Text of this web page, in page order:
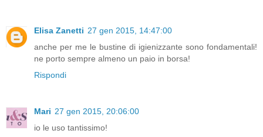
Elisa Zanetti 27 gen 2015, 14:47:00
anche per me le bustine di igienizzante sono fondamentali!
ne porto sempre almeno un paio in borsa!
Rispondi
Mari 27 gen 2015, 20:06:00
io le uso tantissimo!